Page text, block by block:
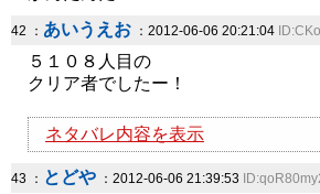
42 ： あいうえお ：2012-06-06 20:21:04
５１０８人目の
クリア者でしたー！
ネタバレ内容を表示
43 ： とどや ：2012-06-06 21:39:53